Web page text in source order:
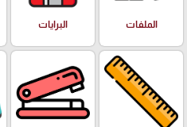
الملفات البرايات